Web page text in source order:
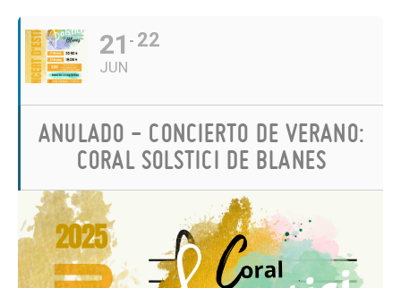
21
JUN
22
ANULADO - CONCIERTO DE VERANO:
CORAL SOLSTICI DE BLANES